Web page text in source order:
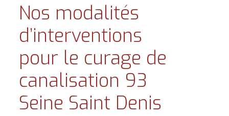
Nos modalités
d’interventions
pour le curage de
canalisation 93
Seine Saint Denis